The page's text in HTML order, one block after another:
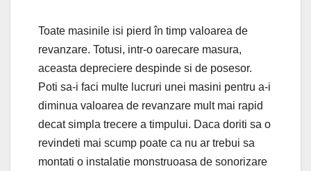
Toate masinile isi pierd în timp valoarea de
revanzare. Totusi, intr-o oarecare masura,
aceasta depreciere despinde si de posesor.
Poti sa-i faci multe lucruri unei masini pentru a-i
diminua valoarea de revanzare mult mai rapid
decat simpla trecere a timpului. Daca doriti sa o
revindeti mai scump poate ca nu ar trebui sa
montati o instalatie monstruoasa de sonorizare